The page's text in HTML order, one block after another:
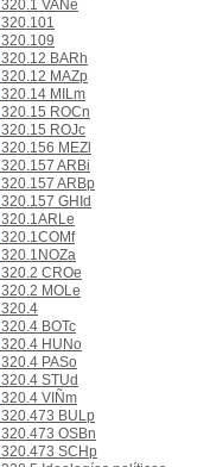
320.1 VANe
320.101
320.109
320.12 BARh
320.12 MAZp
320.14 MILm
320.15 ROCn
320.15 ROJc
320.156 MEZl
320.157 ARBi
320.157 ARBp
320.157 GHId
320.1ARLe
320.1COMf
320.1NOZa
320.2 CROe
320.2 MOLe
320.4
320.4 BOTc
320.4 HUNo
320.4 PASo
320.4 STUd
320.4 VIÑm
320.473 BULp
320.473 OSBn
320.473 SCHp